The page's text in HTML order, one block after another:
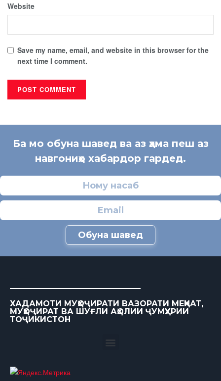
Website
Save my name, email, and website in this browser for the
next time I comment.
Ба мо обуна шавед ва аз ҳама пеш аз
навгониҳо хабардор гардед.
Обуна шавед
ХАДАМОТИ МУҲОҶИРАТИ ВАЗОРАТИ МЕҲНАТ,
МУҲОҶИРАТ ВА ШУҒЛИ АҲОЛИИ ҶУМҲУРИИ
ТОҶИКИСТОН